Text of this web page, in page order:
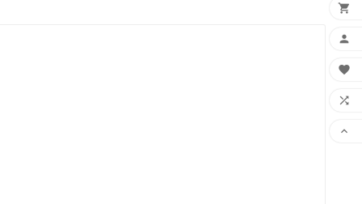




